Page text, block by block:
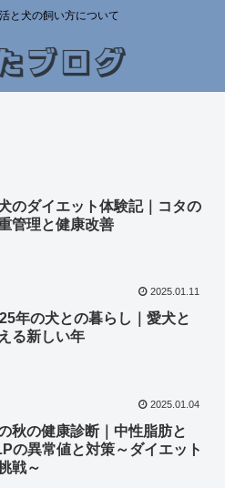
と犬の飼い方について
のダイエット体験記｜コタの
管理と健康改善
2025.01.11
年の犬との暮らし｜愛犬と
る新しい年
2025.01.04
秋の健康診断｜中性脂肪と
の異常値と対策～ダイエット
戦～